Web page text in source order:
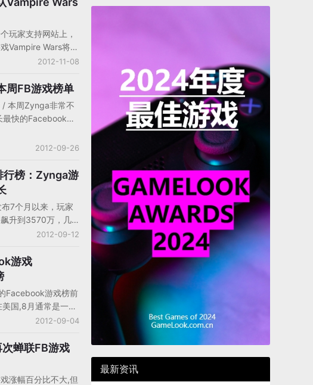
玩家支持网站上，
Vampire Wars将在
励玩家转移到其它
Wars和FarmVille 2
司将继续对该游戏
戏内商店也继续进
家消费剩余的游戏
只有4万DAU。
2012-11-08
周FB游戏榜单
/ 本周Zynga非常不
快的Facebook游
是Zynga的Slingo，
2012-09-26
榜：Zynga游
7个月以来，玩家
升到3570万，几
万的三倍。Zynga
增速很快，但是发
这么快的游戏，还
排名前十
和其他几个开
消长。
2012-09-12
游戏
Facebook游戏榜前
国,8月通常是一个
，尤其是在大多数学
到至少一半的游戏
惊讶。
2012-09-04
蝉联FB游戏
涨幅百分比不大,但
最新资讯